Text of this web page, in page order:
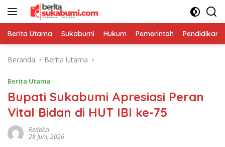
Langsung
Berita Utama Sukabumi Hukum Pemerintah Pendidikan
Beranda Berita Utama
Berita Utama
Bupati Sukabumi Apresiasi Peran
Vital Bidan di HUT IBI ke-75
Redaksi
28 Juni, 2026